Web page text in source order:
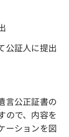
証人に提出
公正証書の
ので、内容を
ーションを図